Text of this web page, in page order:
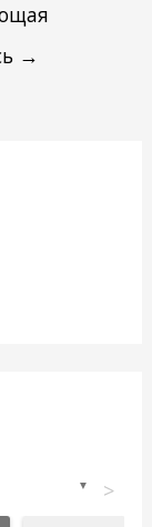
→
▼ >